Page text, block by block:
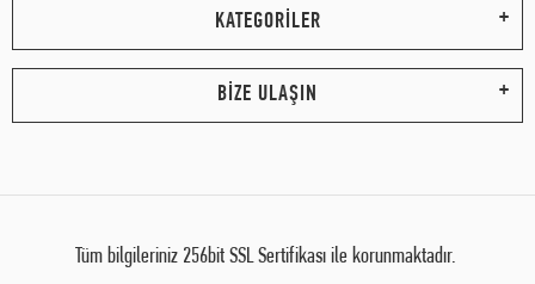
KATEGORİLER
BİZE ULAŞIN
Tüm bilgileriniz 256bit SSL Sertifikası ile korunmaktadır.